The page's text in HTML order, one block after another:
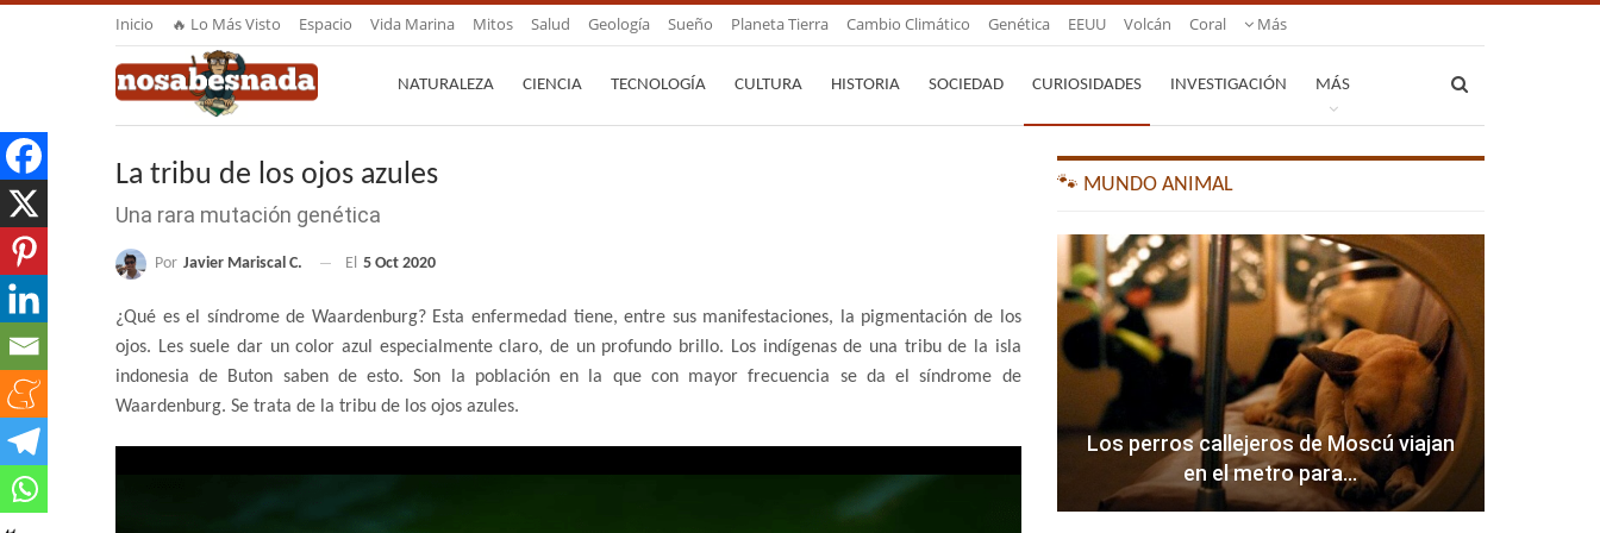
Inicio 🔥 Lo Más Visto Espacio Vida Marina Mitos Salud Geología Sueño Planeta Tierra Cambio Climático Genética EEUU Volcán Coral Más
NATURALEZA CIENCIA TECNOLOGÍA CULTURA HISTORIA SOCIEDAD CURIOSIDADES INVESTIGACIÓN MÁS
La tribu de los ojos azules
Una rara mutación genética
Por Javier Mariscal C. El 5 Oct 2020
¿Qué es el síndrome de Waardenburg? Esta enfermedad tiene, entre sus manifestaciones, la pigmentación de los
ojos. Les suele dar un color azul especialmente claro, de un profundo brillo. Los indígenas de una tribu de la isla
indonesia de Buton saben de esto. Son la población en la que con mayor frecuencia se da el síndrome de
Waardenburg. Se trata de la tribu de los ojos azules.
🐾 MUNDO ANIMAL
Los perros callejeros de Moscú viajan
en el metro para…